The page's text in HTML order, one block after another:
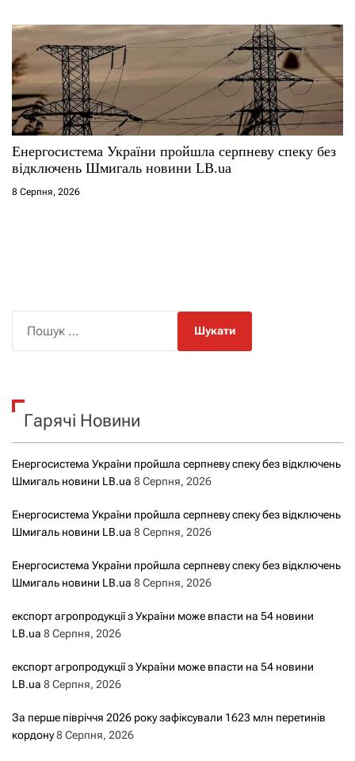
Енергосистема України пройшла серпневу спеку без
відключень Шмигаль новини LB.ua
8 Серпня, 2026
к
Гарячі Новини
Енергосистема України пройшла серпневу спеку без відключень
Шмигаль новини LB.ua 8 Серпня, 2026
Енергосистема України пройшла серпневу спеку без відключень
Шмигаль новини LB.ua 8 Серпня, 2026
Енергосистема України пройшла серпневу спеку без відключень
Шмигаль новини LB.ua 8 Серпня, 2026
експорт агропродукції з України може впасти на 54 новини
LB.ua 8 Серпня, 2026
експорт агропродукції з України може впасти на 54 новини
LB.ua 8 Серпня, 2026
За перше півріччя 2026 року зафіксували 1623 млн перетинів
кордону8 Серпня, 2026